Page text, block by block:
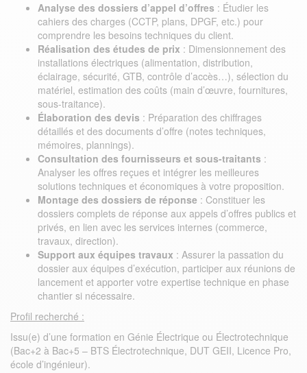
Analyse des dossiers d’appel d’offres : Étudier les
cahiers des charges (CCTP, plans, DPGF, etc.) pour
comprendre les besoins techniques du client.
Réalisation des études de prix : Dimensionnement des
installations électriques (alimentation, distribution,
éclairage, sécurité, GTB, contrôle d’accès…), sélection du
matériel, estimation des coûts (main d’œuvre, fournitures,
sous-traitance).
Élaboration des devis : Préparation des chiffrages
détaillés et des documents d’offre (notes techniques,
mémoires, plannings).
Consultation des fournisseurs et sous-traitants :
Analyser les offres reçues et intégrer les meilleures
solutions techniques et économiques à votre proposition.
Montage des dossiers de réponse : Constituer les
dossiers complets de réponse aux appels d’offres publics et
privés, en lien avec les services internes (commerce,
travaux, direction).
Support aux équipes travaux : Assurer la passation du
dossier aux équipes d’exécution, participer aux réunions de
lancement et apporter votre expertise technique en phase
chantier si nécessaire.
Profil recherché :
Issu(e) d’une formation en Génie Électrique ou Électrotechnique
(Bac+2 à Bac+5 – BTS Électrotechnique, DUT GEII, Licence Pro,
école d’ingénieur).